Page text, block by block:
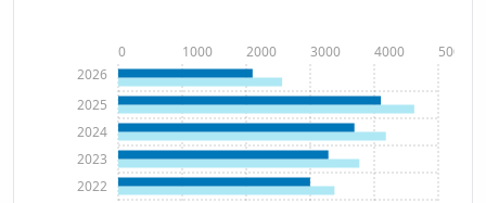
2022
2023
2024
2025
2026
0 1000 2000 3000 4000 5000